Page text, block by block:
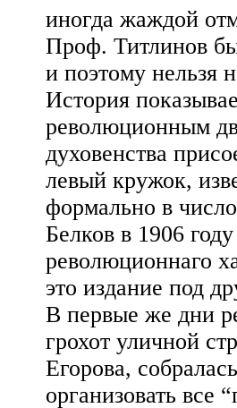
иногда жаждой
Проф. Титлинов
и поэтому нельзя
История
революционным
духовенства
левый кружок,
формально в
Белков в 1906
революционнаго
это издание под
В первые же дни
грохот уличной
Егорова,
организовать все